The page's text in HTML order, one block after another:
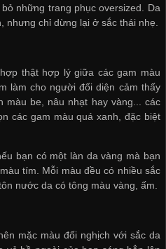
những trang phục oversized. Da
nhưng chỉ dừng lại ở sắc thái nhẹ.
thật hợp lý giữa các gam màu
làm cho người đối diện cảm thấy
màu be, nâu nhạt hay vàng... các
các gam màu quá xanh, đặc biệt
bạn có một làn da vàng mà bạn
tím. Mỗi màu đều có nhiều sắc
nước da có tông màu vàng, ấm.
mặc màu đối nghịch với sắc da